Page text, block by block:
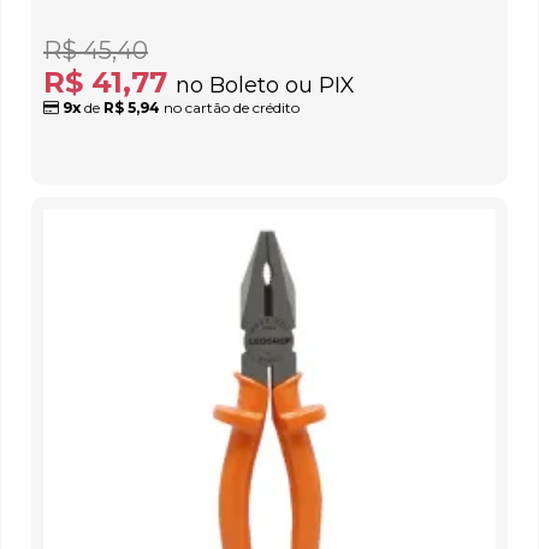
R$ 41,77 no Boleto ou PIX
R$ 45,40
9x de R$ 5,94 no cartão de crédito